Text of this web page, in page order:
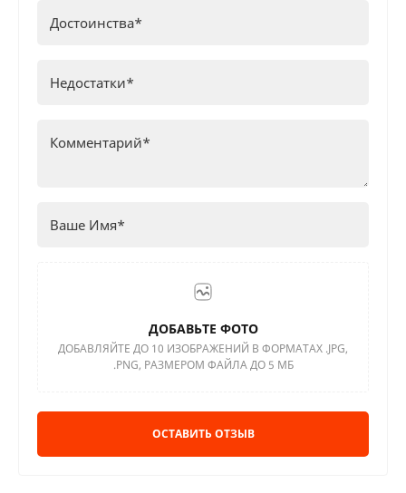
ДОБАВЬТЕ ФОТО
ДОБАВЛЯЙТЕ ДО 10 ИЗОБРАЖЕНИЙ В ФОРМАТАХ .JPG,
.PNG, РАЗМЕРОМ ФАЙЛА ДО 5 МБ
ОСТАВИТЬ ОТЗЫВ